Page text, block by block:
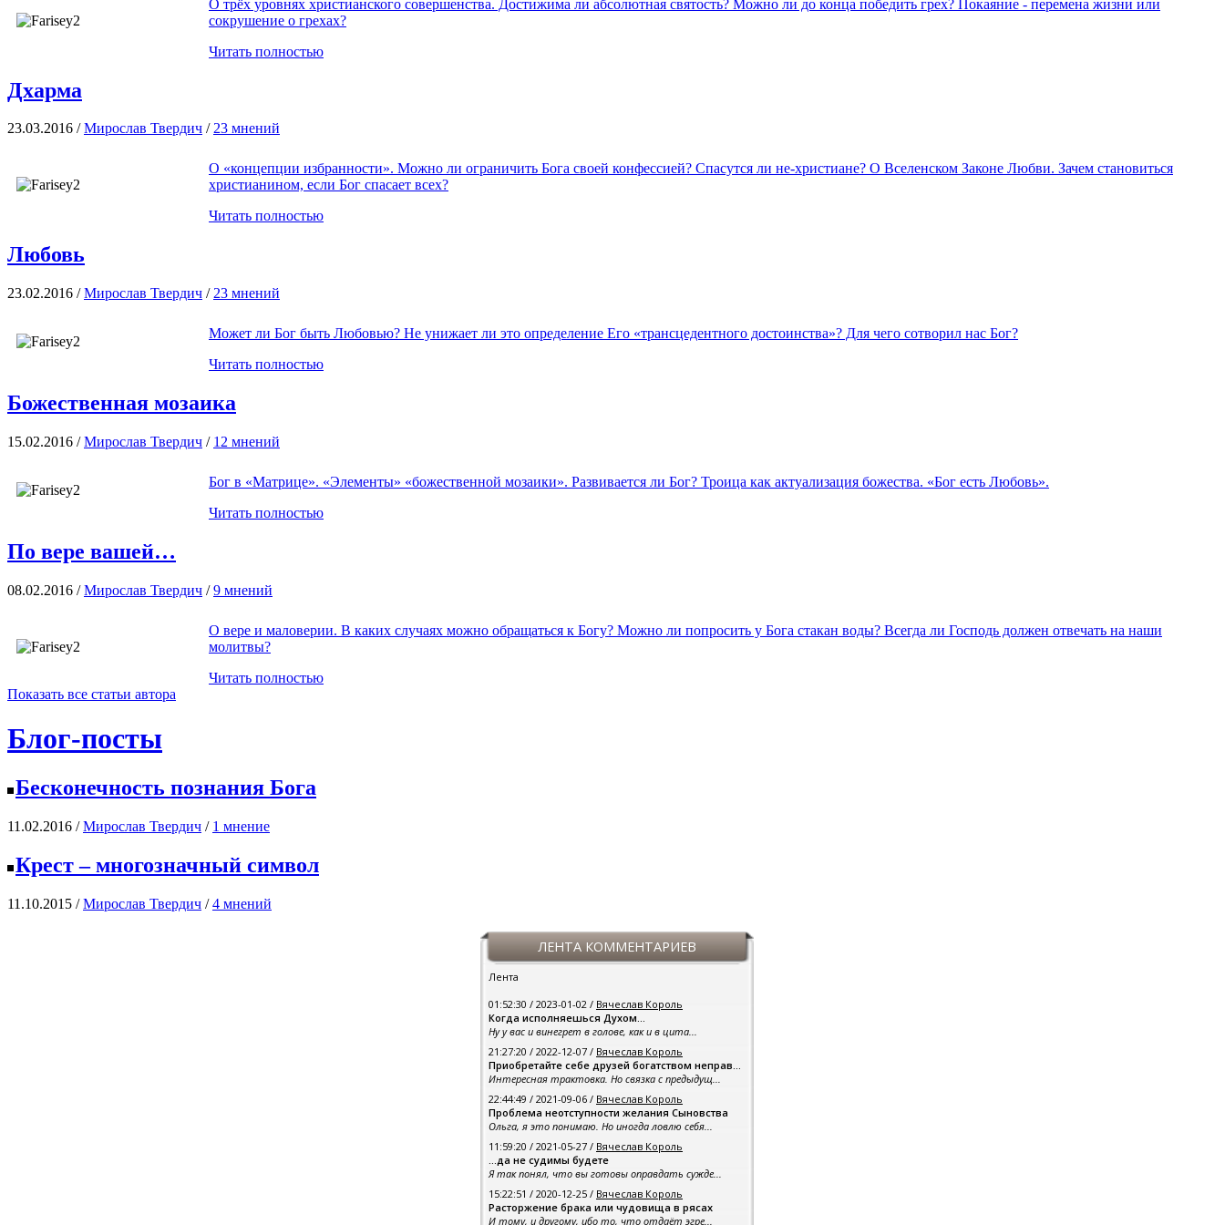
О трёх уровнях христианского совершенства. Достижима ли абсолютная святость? Можно ли до конца победить грех? Покаяние - перемена жизни или
сокрушение о грехах?
Читать полностью
Дхарма
23.03.2016 /Мирослав Твердич /23 мнений
О «концепции избранности». Можно ли ограничить Бога своей конфессией? Спасутся ли не-христиане? О Вселенском Законе Любви. Зачем становиться
христианином, если Бог спасает всех?
Читать полностью
Любовь
23.02.2016 /Мирослав Твердич / 23 мнений
Может ли Бог быть Любовью? Не унижает ли это определение Его «трансцедентного достоинства»? Для чего сотворил нас Бог?
Читать полностью
Божественная мозаика
15.02.2016 /Мирослав Твердич / 12 мнений
Бог в «Матрице». «Элементы» «божественной мозаики». Развивается ли Бог? Троица как актуализация божества. «Бог есть Любовь».
Читать полностью
По вере вашей…
08.02.2016 /Мирослав Твердич /9 мнений
О вере и маловерии. В каких случаях можно обращаться к Богу? Можно ли попросить у Бога стакан воды? Всегда ли Господь должен отвечать на наши
молитвы?
Читать полностью
Показать все статьи автора
Блог-посты
Бесконечность познания Бога
11.02.2016 /Мирослав Твердич / 1 мнение
Крест – многозначный символ
11.10.2015 /Мирослав Твердич /4 мнений
ЛЕНТА КОММЕНТАРИЕВ
Лента
01:52:30 / 2023-01-02 / Вячеслав Король
Когда исполняешься Духом…
Ну у вас и винегрет в голове, как и в цита...
21:27:20 / 2022-12-07 / Вячеслав Король
Приобретайте себе друзей богатством неправ...
Интересная трактовка. Но связка с предыдущ...
22:44:49 / 2021-09-06 / Вячеслав Король
Проблема неотступности желания Сыновства
Ольга, я это понимаю. Но иногда ловлю себя...
11:59:20 / 2021-05-27 / Вячеслав Король
…да не судимы будете
Я так понял, что вы готовы оправдать сужде...
15:22:51 / 2020-12-25 / Вячеслав Король
Расторжение брака или чудовища в рясах
И тому, и другому, ибо то, что отдаёт эгре...